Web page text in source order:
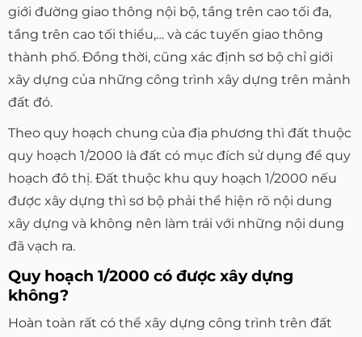
giới đường giao thông nội bộ, tầng trên cao tối đa,
tầng trên cao tối thiểu,… và các tuyến giao thông
thành phố. Đồng thời, cũng xác định sơ bộ chỉ giới
xây dựng của những công trình xây dựng trên mảnh
đất đó.
Theo quy hoạch chung của địa phương thì đất thuộc
quy hoạch 1/2000 là đất có mục đích sử dụng để quy
hoạch đô thị. Đất thuộc khu quy hoạch 1/2000 nếu
được xây dựng thì sơ bộ phải thể hiện rõ nội dung
xây dựng và không nên làm trái với những nội dung
đã vạch ra.
Quy hoạch 1/2000 có được xây dựng
không?
Hoàn toàn rất có thể xây dựng công trình trên đất